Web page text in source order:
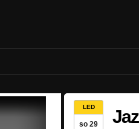
LED
so 29